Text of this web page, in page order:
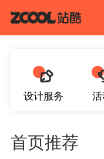
设计服务
首页推荐